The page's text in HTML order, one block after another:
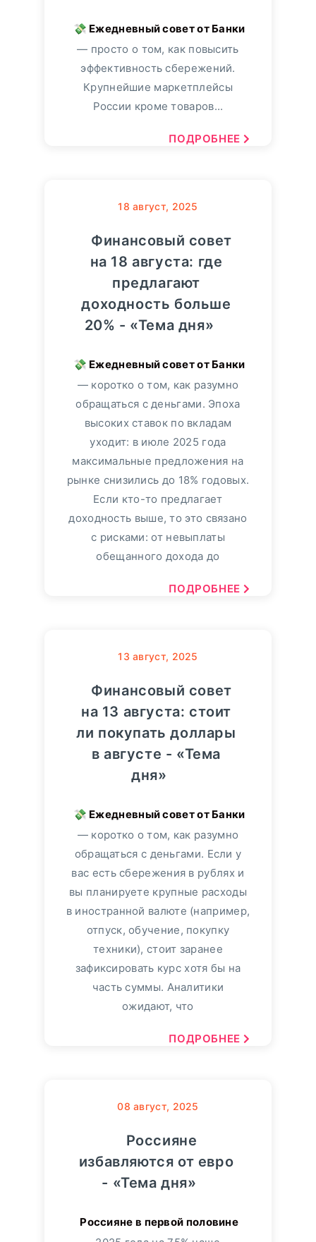
— просто о том, как повысить
эффективность сбережений.
Крупнейшие маркетплейсы
России кроме товаров...
ПОДРОБНЕЕ
18 август, 2025
Финансовый совет
на 18 августа: где
предлагают
доходность больше
20% - «Тема дня»
— коротко о том, как разумно
обращаться с деньгами. Эпоха
высоких ставок по вкладам
уходит: в июле 2025 года
максимальные предложения на
рынке снизились до 18% годовых.
Если кто-то предлагает
доходность выше, то это связано
с рисками: от невыплаты
обещанного дохода до
ПОДРОБНЕЕ
13 август, 2025
Финансовый совет
на 13 августа: стоит
ли покупать доллары
в августе - «Тема
дня»
— коротко о том, как разумно
обращаться с деньгами. Если у
вас есть сбережения в рублях и
вы планируете крупные расходы
в иностранной валюте (например,
отпуск, обучение, покупку
техники), стоит заранее
зафиксировать курс хотя бы на
часть суммы. Аналитики
ожидают, что
ПОДРОБНЕЕ
08 август, 2025
Россияне
избавляются от евро
- «Тема дня»